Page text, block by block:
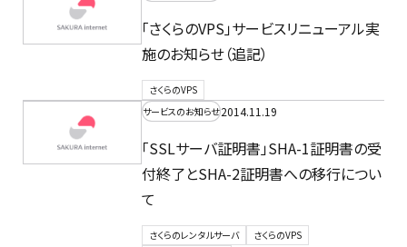
「さくらのVPS」サービスリニューアル実
施のお知らせ（追記）
さくらのVPS
サービスのお知らせ2014.11.19
「SSLサーバ証明書」SHA-1証明書の受
付終了とSHA-2証明書への移行につい
て
さくらのレンタルサーバ
さくらのVPS